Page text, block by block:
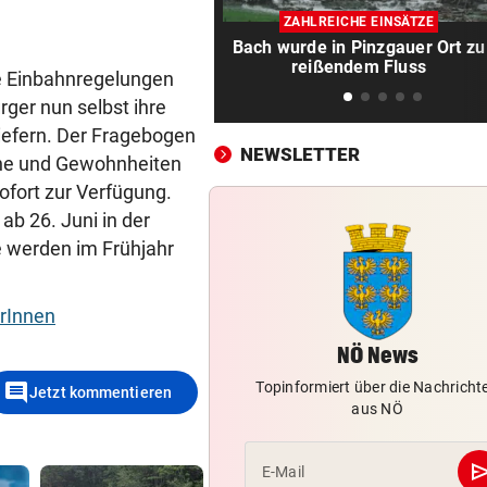
nun selbst ihre
Der Fragebogen
und Gewohnheiten
zur Verfügung.
26. Juni in der
werden im Frühjahr
commentJetzt kommentieren
soll abschieben
HEIL KEHRT HEIM
Pfeifkonzert? „Habe für den
alles gegeben!“
Rekord für Ewigkeit
NACH FRANKFURT-WECHSEL
Klepeisz: „Herausforderung,
ich haben wollte“
„Nur Pflicht erfüllt, brauchen
VERATSCHNIG GEGEN „EX“ vor 2
ZAHLREICHE EINSÄTZE
Bach wurde in Pinzgauer Ort zu
reißendem Fluss
NEWSLETTER
NÖ News
Topinformiert über die
aus NÖ
E-Mail